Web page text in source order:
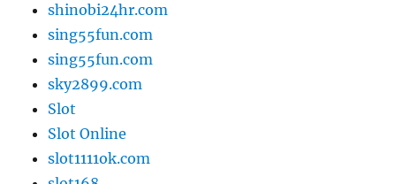
shinobi24hr.com
sing55fun.com
sing55fun.com
sky2899.com
Slot
Slot Online
slot1111ok.com